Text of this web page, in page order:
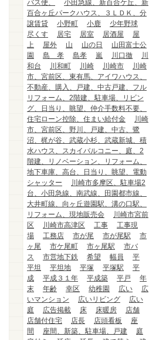
バス便、
小田急線、新百合ケ丘、新
百合ヶ丘パークハウス、３ＬＤＫ、分
譲賃貸
小野町 小鹿
少年野球
尽くす
居宅 居室 居酒屋
屋
上
屋外 山 山の日
山田富士公
園
島 孝 島孝 嵐 川口徹
川
和台
川和町 川崎 川崎市
川崎
市、宮前区、東有馬、アイワハウス、
不動産、購入、戸建、中古戸建、フル
リフォーム、2階建、駐車場、リビン
グ、日当り、眺望、仲介手数料不要、
住宅ローン控除、住まい給付金
川崎
市、宮前区、野川、戸建、中古、鷺
沼、梶が谷、武蔵小杉、武蔵新城、積
水ハウス、スカイバルコニー、庭、2
階建、リノベーション、リフォーム、
地下車庫、高台、日当り、眺望、電動
シャッター
川崎市多摩区、駐車場2
台、小田急線、南武線、田園都市線、
大井町線、向ヶ丘遊園駅、溝の口駅、
リフォーム、現地販売会
川崎市宮前
区
川崎市高津区 工事
工事現
場
工務店 市が尾 市が尾駅
市
ヶ尾
市ケ尾町 市ヶ尾駅
市バ
ス
市営地下鉄 希望 幅員
平
平坦
平坦地 平塚 平塚駅
平
成
平成３１年 平成築 平戸
年
末
年齢 幸区 幼稚園 広い
広
いマンション
広いリビング
広い
庭
広告掲載 床 床暖房
店舗
店舗付住宅
店長 店頭看板
座
間
座間、新築、駐車場、戸建
庭